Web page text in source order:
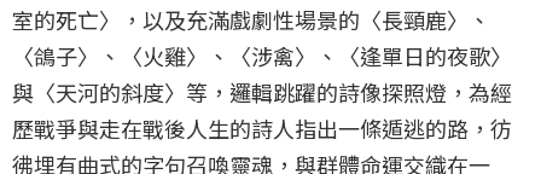
室的死亡〉，以及充滿戲劇性場景的〈長頸鹿〉、
〈鴿子〉、〈火雞〉、〈涉禽〉、〈逢單日的夜歌〉
與〈天河的斜度〉等，邏輯跳躍的詩像探照燈，為經
歷戰爭與走在戰後人生的詩人指出一條遁逃的路，彷
彿埋有曲式的字句召喚靈魂，與群體命運交織在一